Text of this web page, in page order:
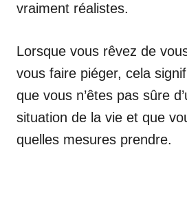
vraiment réalistes.
Lorsque vous rêvez de
vous faire piéger, cela
que vous n’êtes pas sûre
situation de la vie et que
quelles mesures prendre.